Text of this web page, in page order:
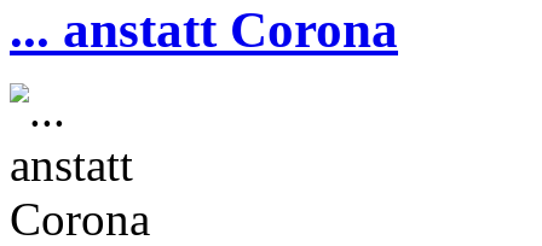
... anstatt Corona